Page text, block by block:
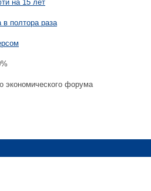
на 15 лет
в полтора раза
экономического форума